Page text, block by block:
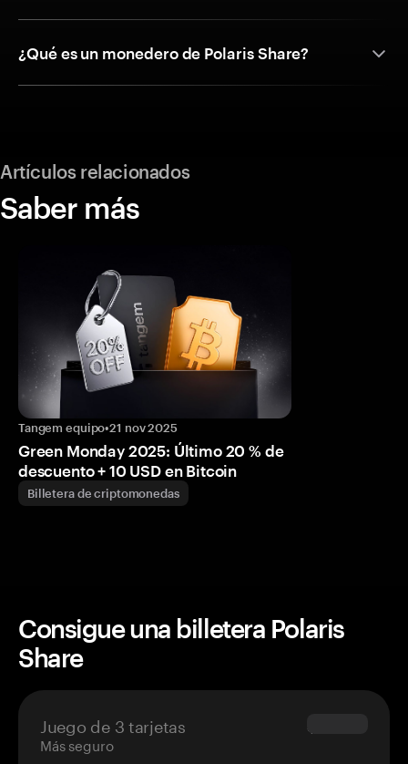
¿Qué es un monedero de Polaris Share?
Artículos relacionados
Saber más
Tangem equipo•21 nov 2025
Green Monday 2025: Último 20 % de
descuento + 10 USD en Bitcoin
Billetera de criptomonedas
Consigue una billetera Polaris
Share
Juego de 3 tarjetas
Más seguro
$69.90